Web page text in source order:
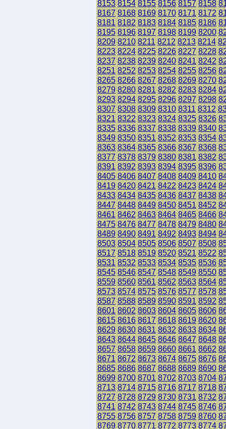
8153 8154 8155 8156 8157 8158
8167 8168 8169 8170 8171 8172
8181 8182 8183 8184 8185 8186
8195 8196 8197 8198 8199 8200
8209 8210 8211 8212 8213 8214
8223 8224 8225 8226 8227 8228
8237 8238 8239 8240 8241 8242
8251 8252 8253 8254 8255 8256
8265 8266 8267 8268 8269 8270
8279 8280 8281 8282 8283 8284
8293 8294 8295 8296 8297 8298
8307 8308 8309 8310 8311 8312
8321 8322 8323 8324 8325 8326
8335 8336 8337 8338 8339 8340
8349 8350 8351 8352 8353 8354
8363 8364 8365 8366 8367 8368
8377 8378 8379 8380 8381 8382
8391 8392 8393 8394 8395 8396
8405 8406 8407 8408 8409 8410
8419 8420 8421 8422 8423 8424
8433 8434 8435 8436 8437 8438
8447 8448 8449 8450 8451 8452
8461 8462 8463 8464 8465 8466
8475 8476 8477 8478 8479 8480
8489 8490 8491 8492 8493 8494
8503 8504 8505 8506 8507 8508
8517 8518 8519 8520 8521 8522
8531 8532 8533 8534 8535 8536
8545 8546 8547 8548 8549 8550
8559 8560 8561 8562 8563 8564
8573 8574 8575 8576 8577 8578
8587 8588 8589 8590 8591 8592
8601 8602 8603 8604 8605 8606
8615 8616 8617 8618 8619 8620
8629 8630 8631 8632 8633 8634
8643 8644 8645 8646 8647 8648
8657 8658 8659 8660 8661 8662
8671 8672 8673 8674 8675 8676
8685 8686 8687 8688 8689 8690
8699 8700 8701 8702 8703 8704
8713 8714 8715 8716 8717 8718
8727 8728 8729 8730 8731 8732
8741 8742 8743 8744 8745 8746
8755 8756 8757 8758 8759 8760
8769 8770 8771 8772 8773 8774